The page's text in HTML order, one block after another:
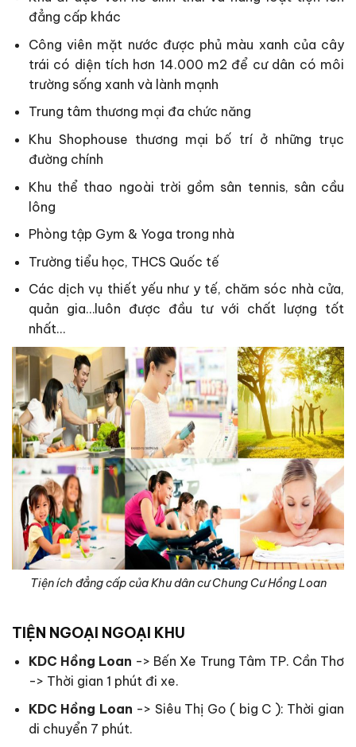
đẳng cấp khác
Công viên mặt nước được phủ màu xanh của cây
trái có diện tích hơn 14.000 m2 để cư dân có môi
trường sống xanh và lành mạnh
Trung tâm thương mại đa chức năng
Khu Shophouse thương mại bố trí ở những trục
đường chính
Khu thể thao ngoài trời gồm sân tennis, sân cầu
lông
Phòng tập Gym & Yoga trong nhà
Trường tiểu học, THCS Quốc tế
Các dịch vụ thiết yếu như y tế, chăm sóc nhà cửa,
quản gia…luôn được đầu tư với chất lượng tốt
nhất…
Tiện ích đẳng cấp của Khu dân cư Chung Cư Hồng Loan
TIỆN NGOẠI NGOẠI KHU
KDC Hồng Loan -> Bến Xe Trung Tâm TP. Cần Thơ
-> Thời gian 1 phút đi xe.
KDC Hồng Loan -> Siêu Thị Go ( big C ): Thời gian
di chuyển 7 phút.